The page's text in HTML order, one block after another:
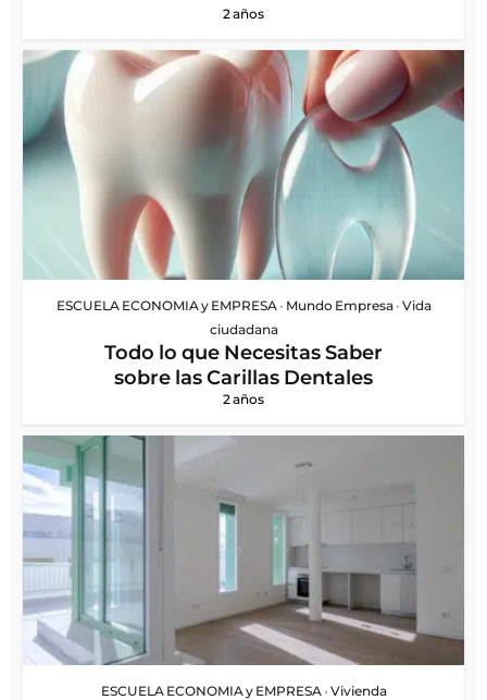
2 años
ESCUELA ECONOMIA y EMPRESA • Mundo Empresa • Vida
ciudadana
Todo lo que Necesitas Saber
sobre las Carillas Dentales
2 años
ESCUELA ECONOMIA y EMPRESA • Vivienda